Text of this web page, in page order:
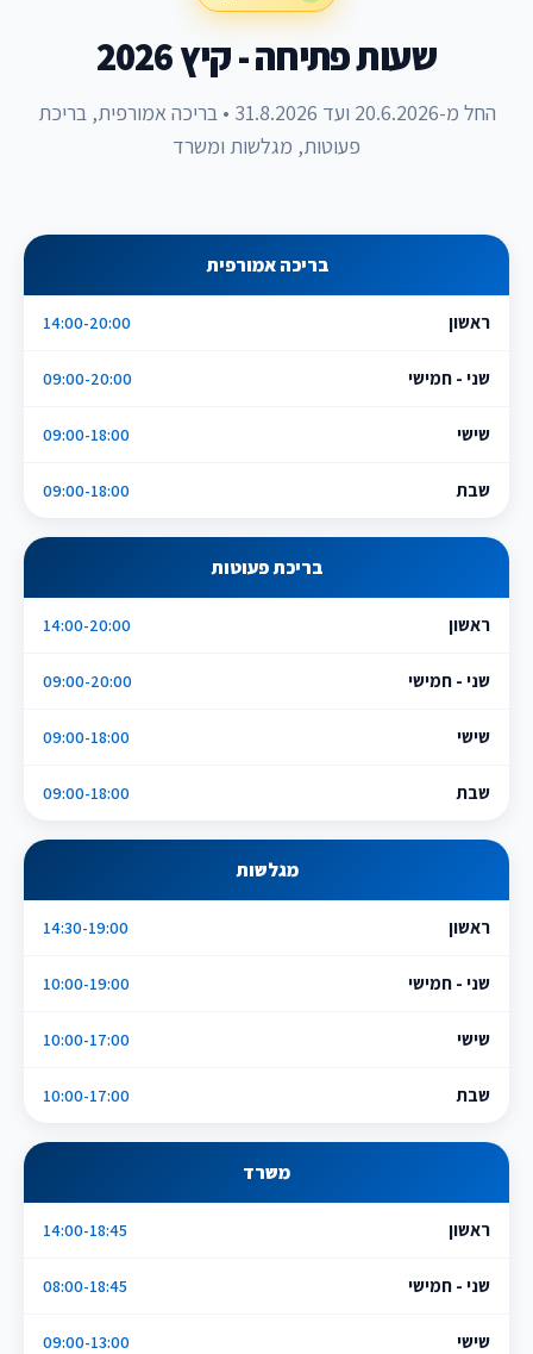
שעות פתיחה - קיץ 2026
החל מ-20.6.2026 ועד 31.8.2026 • בריכה אמורפית, בריכת
פעוטות, מגלשות ומשרד
בריכה אמורפית
ראשון 14:00-20:00
שני - חמישי 09:00-20:00
שישי 09:00-18:00
שבת 09:00-18:00
בריכת פעוטות
ראשון 14:00-20:00
שני - חמישי 09:00-20:00
שישי 09:00-18:00
שבת 09:00-18:00
מגלשות
ראשון 14:30-19:00
שני - חמישי 10:00-19:00
שישי 10:00-17:00
שבת 10:00-17:00
משרד
ראשון 14:00-18:45
שני - חמישי 08:00-18:45
שישי 09:00-13:00